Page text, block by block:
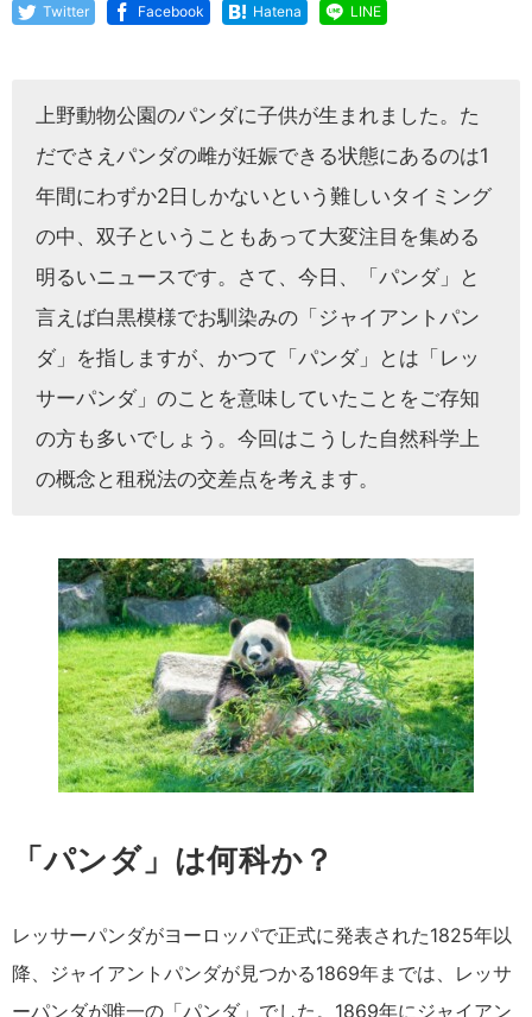
Twitter Facebook Hatena LINE
上野動物公園のパンダに子供が生まれました。た
だでさえパンダの雌が妊娠できる状態にあるのは1
年間にわずか2日しかないという難しいタイミング
の中、双子ということもあって大変注目を集める
明るいニュースです。さて、今日、「パンダ」と
言えば白黒模様でお馴染みの「ジャイアントパン
ダ」を指しますが、かつて「パンダ」とは「レッ
サーパンダ」のことを意味していたことをご存知
の方も多いでしょう。今回はこうした自然科学上
の概念と租税法の交差点を考えます。
「パンダ」は何科か？
レッサーパンダがヨーロッパで正式に発表された1825年以
降、ジャイアントパンダが見つかる1869年までは、レッサ
ーパンダが唯一の「パンダ」でした。1869年にジャイアン